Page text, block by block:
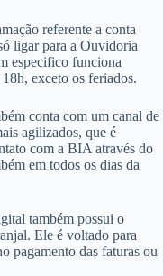
referente a conta
ligar para a Ouvidoria
especifico funciona
exceto os feriados.
conta com um canal de
agilizados, que é
com a BIA através do
em todos os dias da
também possui o
Ele é voltado para
pagamento das faturas ou